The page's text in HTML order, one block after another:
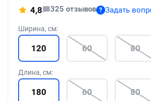
4,8 325 отзывов ? Задать
Ширина, см:
120 60 80
Длина, см:
180 60 80